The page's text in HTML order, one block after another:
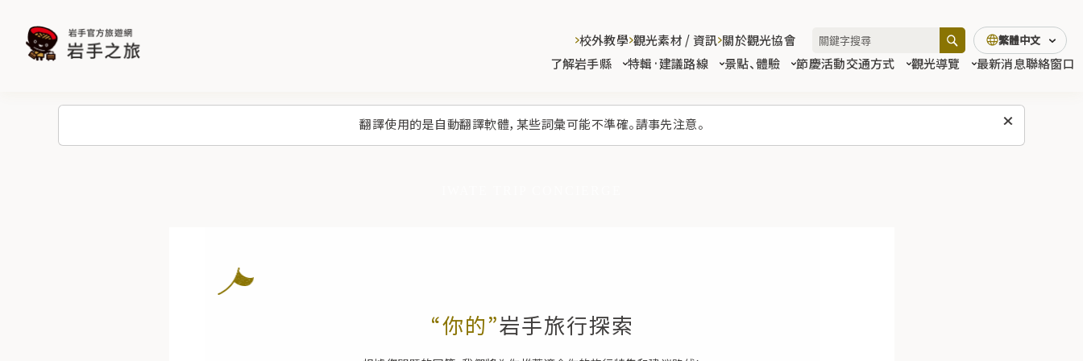
翻譯使用的是自動翻譯軟體，某些詞彙可能不準確。請事先注意。
了解岩手縣 特輯·建議路線 景點、體驗 節慶活動交通方式 觀光導覽 最新消息聯絡窗口
校外教學 觀光素材 / 資訊 關於觀光協會 繁體中文
你的岩手旅行診斷
“你的”岩手旅行探索